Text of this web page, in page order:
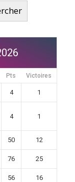
Pts Victoires
4 1
4 1
50 12
76 25
56 16